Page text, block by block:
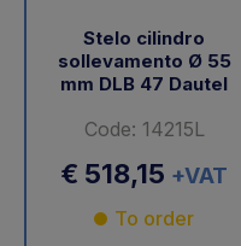
Stelo cilindro
sollevamento Ø 55
mm DLB 47 Dautel
Code: 14215L
€ 518,15 +VAT
To order